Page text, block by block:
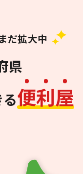
だ拡大中
県
便利屋